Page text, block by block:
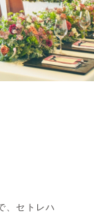
、セトレハ